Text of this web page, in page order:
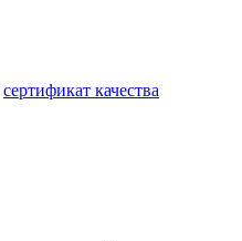
сертификат качества